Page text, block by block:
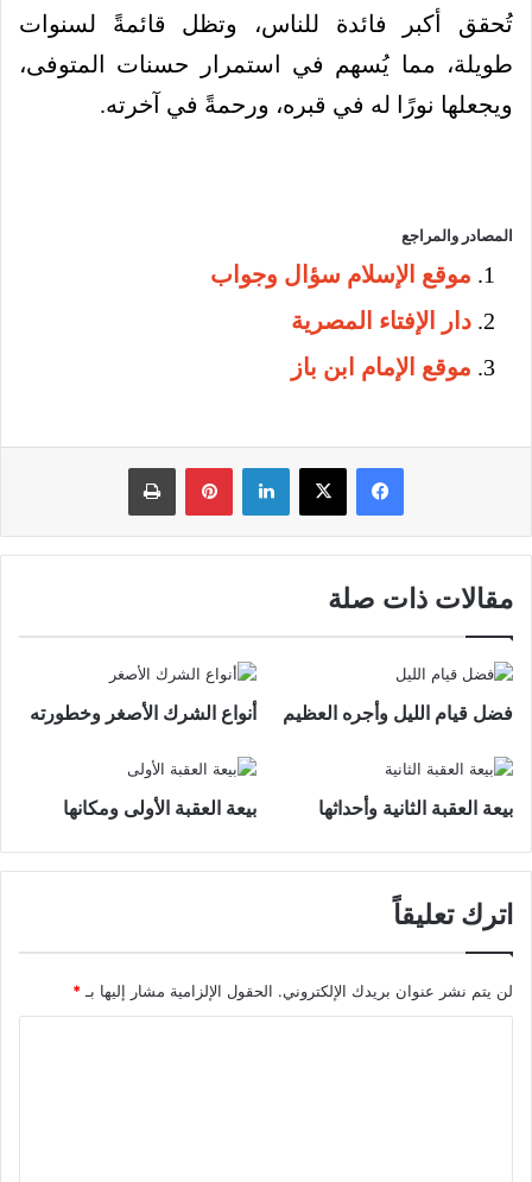
تُحقق أكبر فائدة للناس، وتظل قائمةً لسنوات
طويلة، مما يُسهم في استمرار حسنات المتوفى،
ويجعلها نورًا له في قبره، ورحمةً في آخرته.
المصادر والمراجع
موقع الإسلام سؤال وجواب
دار الإفتاء المصرية
موقع الإمام ابن باز
فيسبوك لينكدإن بينتيريست
مقالات ذات صلة
فضل قيام الليل وأجره العظيم أنواع الشرك الأصغر وخطورته
بيعة العقبة الثانية وأحداثها بيعة العقبة الأولى ومكانها
اترك تعليقاً
لن يتم نشر عنوان بريدك الإلكتروني. الحقول الإلزامية مشار إليها بـ*